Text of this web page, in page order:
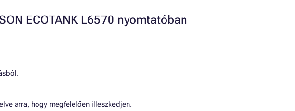
ECOTANK L6570 nyomtatóban
arra, hogy megfelelően illeszkedjen.